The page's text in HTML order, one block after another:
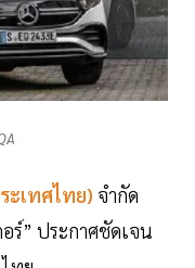
ะเทศไทย) จำกัด
ร์” ประกาศชัดเจน